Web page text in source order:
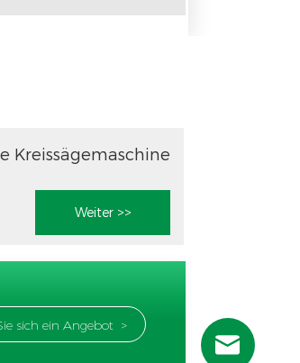
Kreissägemaschine
Weiter >>
sich ein Angebot >